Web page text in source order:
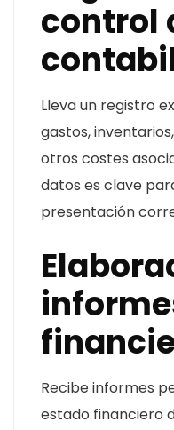
control
Lleva un registro
gastos,
otros costes
datos es clave
presentación
Recibe informes
estado financiero